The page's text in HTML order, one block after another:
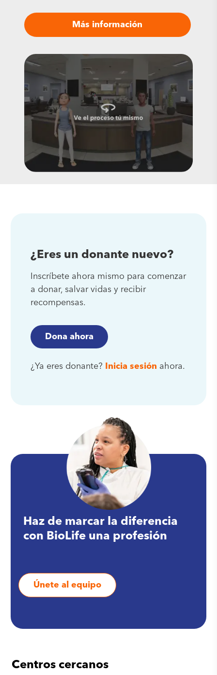
Más información
¿Eres un donante nuevo?
Inscríbete ahora mismo para comenzar
a donar, salvar vidas y recibir
recompensas.
Dona ahora
¿Ya eres donante? Inicia sesión ahora.
Haz de marcar la diferencia
con BioLife una profesión
Únete al equipo
Centros cercanos